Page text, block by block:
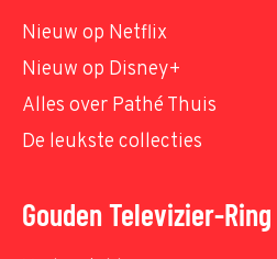
Nieuw op Netflix
Nieuw op Disney+
Alles over Pathé Thuis
De leukste collecties
Gouden Televizier-Ring